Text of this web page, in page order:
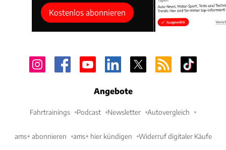
Kostenlos abonnieren
Angebote
Fahrtrainings Podcast Newsletter Autovergleich
ams+ abonnieren ams+ hier kündigen Widerruf digitaler Käufe